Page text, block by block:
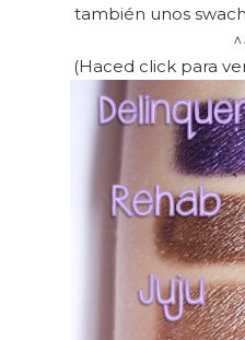
también unos
(Haced click para